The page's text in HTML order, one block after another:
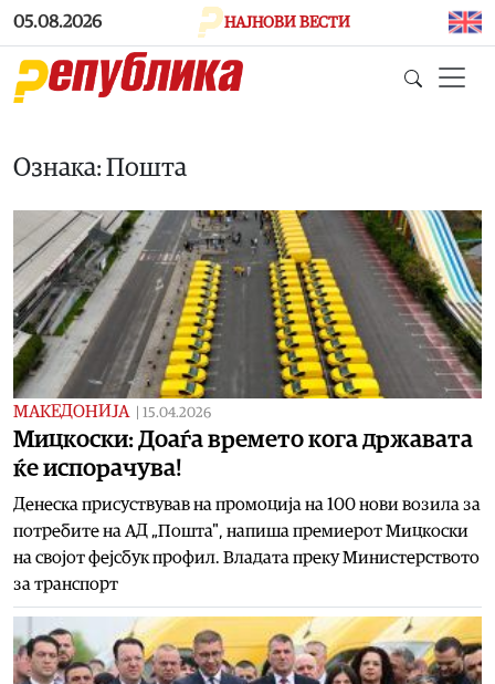
Skip to main content
05.08.2026 НАЈНОВИ ВЕСТИ
Ознака: Пошта
МАКЕДОНИЈА 15.04.2026
Мицкоски: Доаѓа времето кога државата
ќе испорачува!
Денеска присуствував на промоција на 100 нови возила за
потребите на АД „Пошта", напиша премиерот Мицкоски
на својот фејсбук профил. Владата преку Министерството
за транспорт